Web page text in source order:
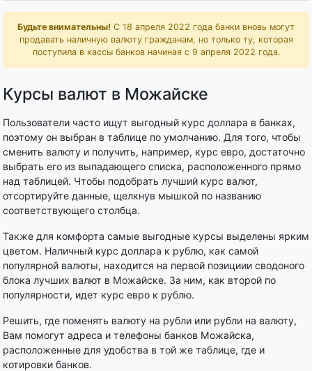
Будьте внимательны! С 18 апреля 2022 года банки вновь могут
продавать наличную валюту гражданам, но только ту, которая
поступила в кассы банков начиная с 9 апреля 2022 года.
Курсы валют в Можайске
Пользователи часто ищут выгодный курс доллара в банках,
поэтому он выбран в таблице по умолчанию. Для того, чтобы
сменить валюту и получить, например, курс евро, достаточно
выбрать его из выпадающего списка, расположенного прямо
над таблицей. Чтобы подобрать лучший курс валют,
отсортируйте данные, щелкнув мышкой по названию
соответствующего столбца.
Также для комфорта самые выгодные курсы выделены ярким
цветом. Наличный курс доллара к рублю, как самой
популярной валюты, находится на первой позициии сводоного
блока лучших валют в Можайске. За ним, как второй по
популярности, идет курс евро к рублю.
Решить, где поменять валюту на рубли или рубли на валюту,
Вам помогут адреса и телефоны банков Можайска,
расположенные для удобства в той же таблице, где и
котировки банков.